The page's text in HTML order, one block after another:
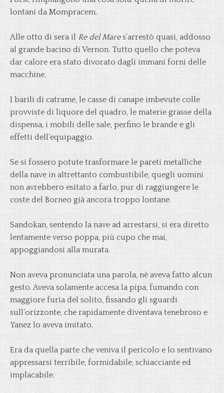
lontani da Mompracem.
Alle otto di sera il Re del Mares’arrestò quasi, addosso
al grande bacino di Vernon. Tutto quello che poteva
dar calore era stato divorato dagli immani forni delle
macchine.
I barili di catrame, le casse di canape imbevute colle
provviste di liquore del quadro, le materie grasse della
dispensa, i mobili delle sale, perfino le brande e gli
effetti dell’equipaggio.
Se si fossero potute trasformare le pareti metalliche
della nave in altrettanto combustibile, quegli uomini
non avrebbero esitato a farlo, pur di raggiungere le
coste del Borneo già ancora troppo lontane.
Sandokan, sentendo la nave ad arrestarsi, si era diretto
lentamente verso poppa, più cupo che mai,
appoggiandosi alla murata.
Non aveva pronunciata una parola, nè aveva fatto alcun
gesto. Aveva solamente accesa la pipa, fumando con
maggiore furia del solito, fissando gli sguardi
sull’orizzonte, che rapidamente diventava tenebroso e
Yanez lo aveva imitato.
Era da quella parte che veniva il pericolo e lo sentivano
appressarsi terribile, formidabile, schiacciante ed
implacabile.